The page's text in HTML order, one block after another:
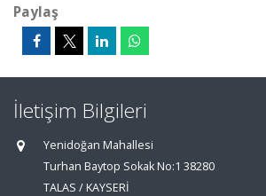
Paylaş
İletişim Bilgileri
Yenidoğan Mahallesi
Turhan Baytop Sokak No:1 38280
TALAS / KAYSERİ